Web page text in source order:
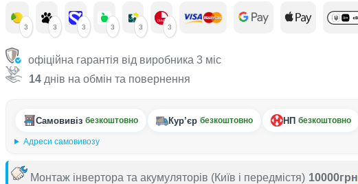
3 3 3 3 3 3
офіційна гарантія від виробника 3 міс
14 днів на обмін та повернення
Самовивіз безкоштовно Кур’єр безкоштовно НП безкоштовно
Адреси самовивозу
Монтаж інвертора та акумуляторів (Київ і передмістя) 10000грн